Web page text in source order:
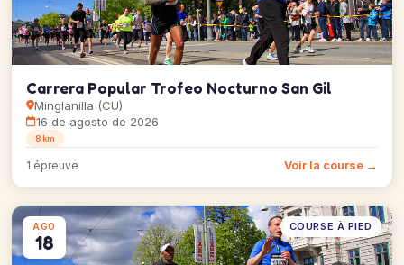
Carrera Popular Trofeo Nocturno San Gil
Minglanilla (CU)
16 de agosto de 2026
8 km
1 épreuve Voir la course →
AGO
18
COURSE À PIED